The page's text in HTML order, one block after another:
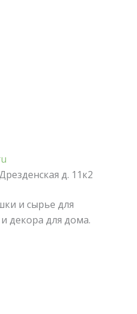
д. 11к2
и сырье для
декора для дома.